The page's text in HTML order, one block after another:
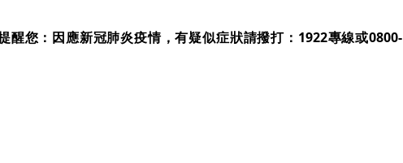
醒您：因應新冠肺炎疫情，有疑似症狀請撥打：1922專線或0800-